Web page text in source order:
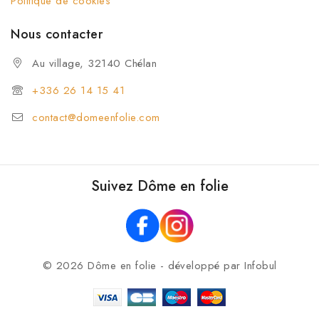
Nous contacter
Au village, 32140 Chélan
+336 26 14 15 41
contact@domeenfolie.com
Suivez Dôme en folie
© 2026 Dôme en folie - développé par Infobul